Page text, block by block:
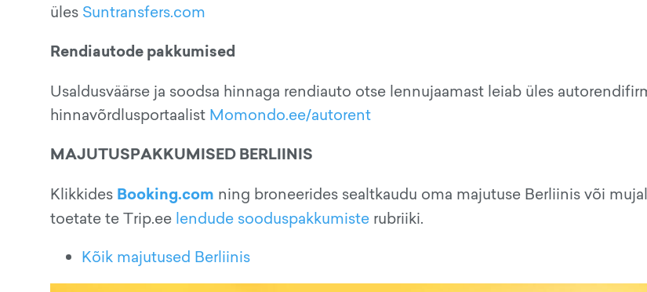
üles Suntransfers.com
Rendiautode pakkumised
Usaldusväärse ja soodsa hinnaga rendiauto otse lennujaamast leiab üles
hinnavõrdlusportaalist Momondo.ee/autorent
MAJUTUSPAKKUMISED BERLIINIS
Klikkides Booking.com ning broneerides sealtkaudu oma majutuse Berliinis või
toetate te Trip.ee lendude sooduspakkumiste rubriiki.
Kõik majutused Berliinis